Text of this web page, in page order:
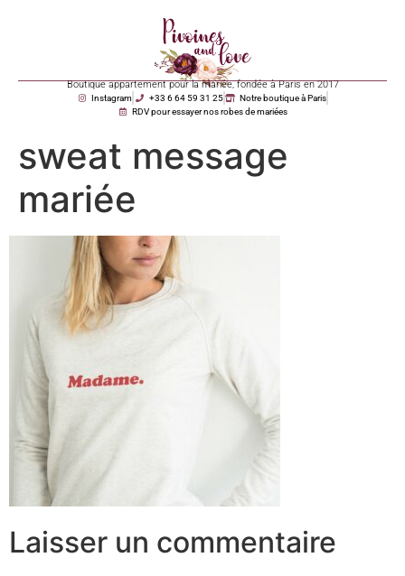
Boutique appartement pour la mariée, fondée à Paris en 2017
Instagram +33 6 64 59 31 25
Notre boutique à Paris
RDV pour essayer nos robes de mariées
sweat message
mariée
Laisser un commentaire